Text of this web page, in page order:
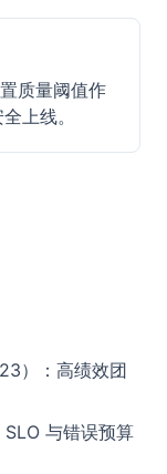
质量阈值作
上线。
）：高绩效团
与错误预算